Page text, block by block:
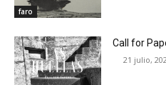
faro
Call for
21 julio,